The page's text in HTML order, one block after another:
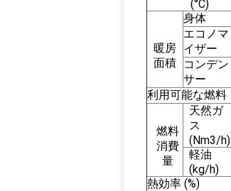
(°C)
暖房
面積
身体
エコノマ
イザー
コンデン
サー
利用可能な燃料
燃料
消費
量
天然ガ
ス
(Nm3/h)
軽油
(kg/h)
熱効率 (%)